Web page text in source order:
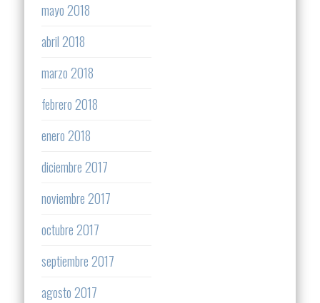
mayo 2018
abril 2018
marzo 2018
febrero 2018
enero 2018
diciembre 2017
noviembre 2017
octubre 2017
septiembre 2017
agosto 2017